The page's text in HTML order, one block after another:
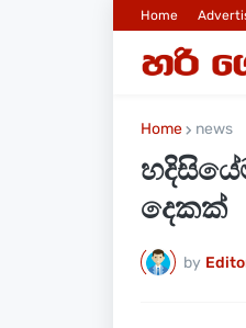
Home
Home news
දෙකක්
by